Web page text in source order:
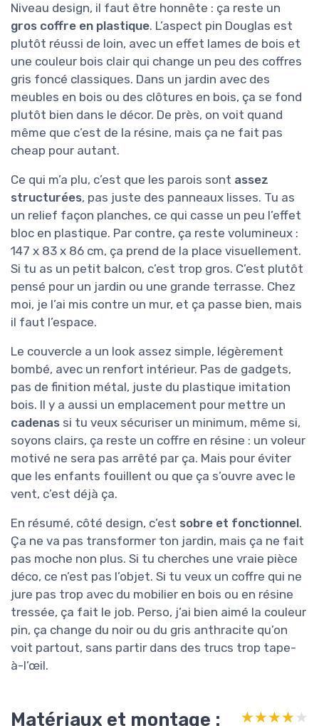
Niveau design, il faut être honnête : ça reste un
gros coffre en plastique. L’aspect pin Douglas est
plutôt réussi de loin, avec un effet lames de bois et
une couleur bois clair qui change un peu des coffres
gris foncé classiques. Dans un jardin avec des
meubles en bois ou des clôtures en bois, ça se fond
plutôt bien dans le décor. De près, on voit quand
même que c’est de la résine, mais ça ne fait pas
cheap pour autant.
Ce qui m’a plu, c’est que les parois sont assez
structurées, pas juste des panneaux lisses. Tu as
un relief façon planches, ce qui casse un peu l’effet
bloc en plastique. Par contre, ça reste volumineux :
147 x 83 x 86 cm, ça prend de la place visuellement.
Si tu as un petit balcon, c’est trop gros. C’est plutôt
pensé pour un jardin ou une grande terrasse. Chez
moi, je l’ai mis contre un mur, et ça passe bien, mais
il faut l’espace.
Le couvercle a un look assez simple, légèrement
bombé, avec un renfort intérieur. Pas de gadgets,
pas de finition métal, juste du plastique imitation
bois. Il y a aussi un emplacement pour mettre un
cadenas si tu veux sécuriser un minimum, même si,
soyons clairs, ça reste un coffre en résine : un voleur
motivé ne sera pas arrêté par ça. Mais pour éviter
que les enfants fouillent ou que ça s’ouvre avec le
vent, c’est déjà ça.
En résumé, côté design, c’est sobre et fonctionnel.
Ça ne va pas transformer ton jardin, mais ça ne fait
pas moche non plus. Si tu cherches une vraie pièce
déco, ce n’est pas l’objet. Si tu veux un coffre qui ne
jure pas trop avec du mobilier en bois ou en résine
tressée, ça fait le job. Perso, j’ai bien aimé la couleur
pin, ça change du noir ou du gris anthracite qu’on
voit partout, sans partir dans des trucs trop tape-
à-l’œil.
Matériaux et montage :
★★★★★
★★★★★